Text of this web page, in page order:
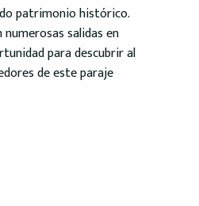
patrimonio histórico.
salidas en
para descubrir al
de este paraje